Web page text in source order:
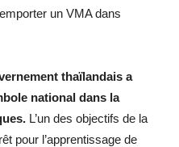
un VMA dans
thaïlandais a
national dans la
L’un des objectifs de la
pour l’apprentissage de